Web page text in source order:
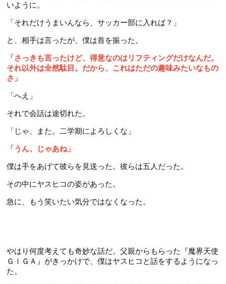
いように。
「それだけうまいんなら、サッカー部に入れば？」
と、相手は言ったが、僕は首を振った。
「さっきも言ったけど、得意なのはリフティングだけなんだ。
それ以外は全然駄目。だから、これはただの趣味みたいなもの
さ」
「へえ」
それで会話は途切れた。
「じゃ、また。二学期によろしくな」
「うん、じゃあね」
僕は手をあげて彼らを見送った。彼らは五人だった。
その中にヤスヒコの姿があった。
急に、もう笑いたい気分ではなくなった。
やはり何度考えても奇妙な話だ。父親からもらった『魔界天使
ＧＩＧＡ』がきっかけで、僕はヤスヒコと話をするようになっ
た。